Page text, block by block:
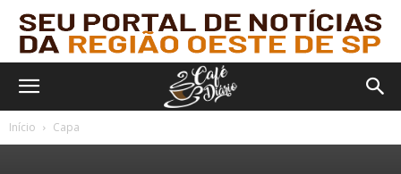
Início Capa